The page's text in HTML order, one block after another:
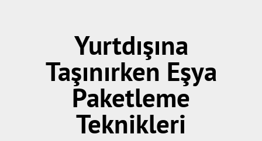
Yurtdışına
Taşınırken Eşya
Paketleme
Teknikleri